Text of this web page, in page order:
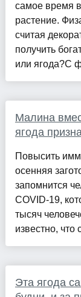
самое время
растение.
считая
получить
или ягода?С
Малина
ягода
Повысить
осенняя
запомнится
COVID-19,
тысяч
известно, что
Эта ягода